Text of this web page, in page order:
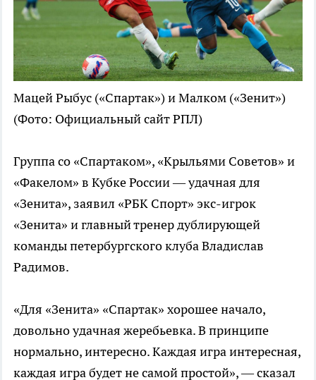
Мацей Рыбус («Спартак») и Малком («Зенит»)
(Фото: Официальный сайт РПЛ)
Группа со «Спартаком», «Крыльями Советов» и
«Факелом» в Кубке России — удачная для
«Зенита», заявил «РБК Спорт» экс-игрок
«Зенита» и главный тренер дублирующей
команды петербургского клуба Владислав
Радимов.
«Для «Зенита» «Спартак» хорошее начало,
довольно удачная жеребьевка. В принципе
нормально, интересно. Каждая игра интересная,
каждая игра будет не самой простой», — сказал